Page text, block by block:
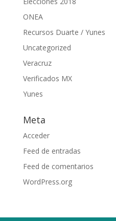
ONEA
Recursos Duarte / Yunes
Uncategorized
Veracruz
Verificados MX
Yunes
Meta
Acceder
Feed de entradas
Feed de comentarios
WordPress.org